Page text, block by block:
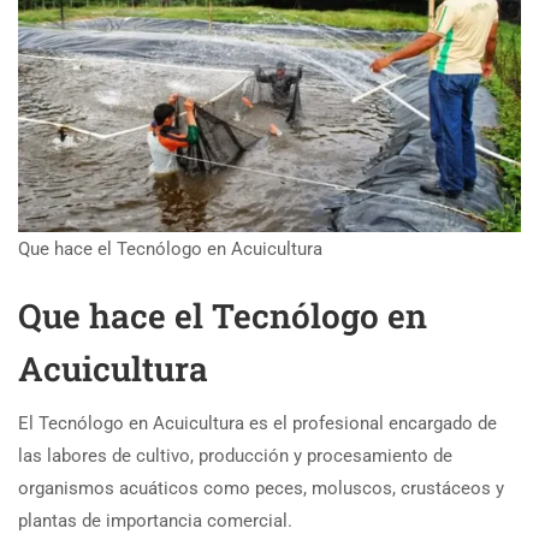
Que hace el Tecnólogo en Acuicultura
Que hace el Tecnólogo en
Acuicultura
El Tecnólogo en Acuicultura es el profesional encargado de
las labores de cultivo, producción y procesamiento de
organismos acuáticos como peces, moluscos, crustáceos y
plantas de importancia comercial.